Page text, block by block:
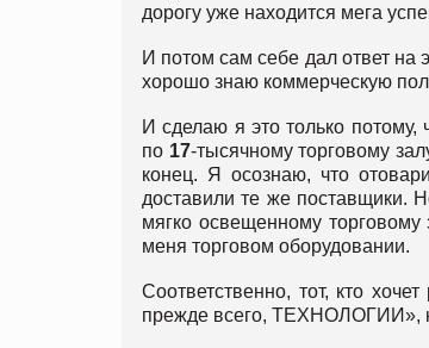
дорогу уже находится мега
И потом сам себе дал ответ на
хорошо знаю коммерческую
И сделаю я это только
по 17-тысячному торговому
конец. Я осознаю, что
доставили те же поставщики.
мягко освещенному
меня торговом оборудовании.
Соответственно, тот, кто
прежде всего, ТЕХНОЛОГИИ»,